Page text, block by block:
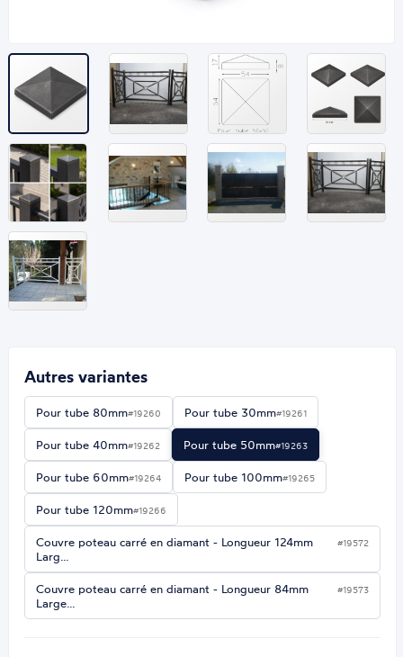
Autres variantes
Pour tube 80mm#19260 Pour tube 30mm#19261
Pour tube 40mm#19262 Pour tube 50mm#19263
Pour tube 60mm#19264 Pour tube 100mm#19265
Pour tube 120mm#19266
Couvre poteau carré en diamant - Longueur 124mm
Larg…
#19572
Couvre poteau carré en diamant - Longueur 84mm
Large…
#19573